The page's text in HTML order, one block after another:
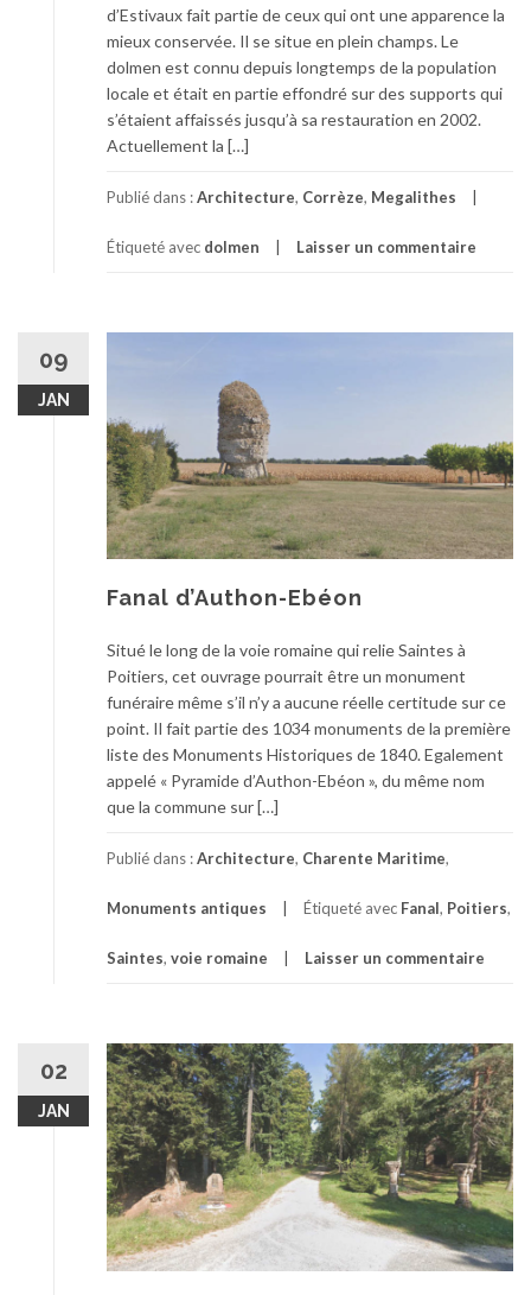
d’Estivaux fait partie de ceux qui ont une apparence la
mieux conservée. Il se situe en plein champs. Le
dolmen est connu depuis longtemps de la population
locale et était en partie effondré sur des supports qui
s’étaient affaissés jusqu’à sa restauration en 2002.
Actuellement la […]
Publié dans :Architecture, Corrèze, Megalithes
Étiqueté avec dolmen Laisser un commentaire
09
JAN
Fanal d’Authon-Ebéon
Situé le long de la voie romaine qui relie Saintes à
Poitiers, cet ouvrage pourrait être un monument
funéraire même s’il n’y a aucune réelle certitude sur ce
point. Il fait partie des 1034 monuments de la première
liste des Monuments Historiques de 1840. Egalement
appelé « Pyramide d’Authon-Ebéon », du même nom
que la commune sur […]
Publié dans :Architecture, Charente Maritime,
Monuments antiques Étiqueté avec Fanal, Poitiers,
Saintes, voie romaine Laisser un commentaire
02
JAN